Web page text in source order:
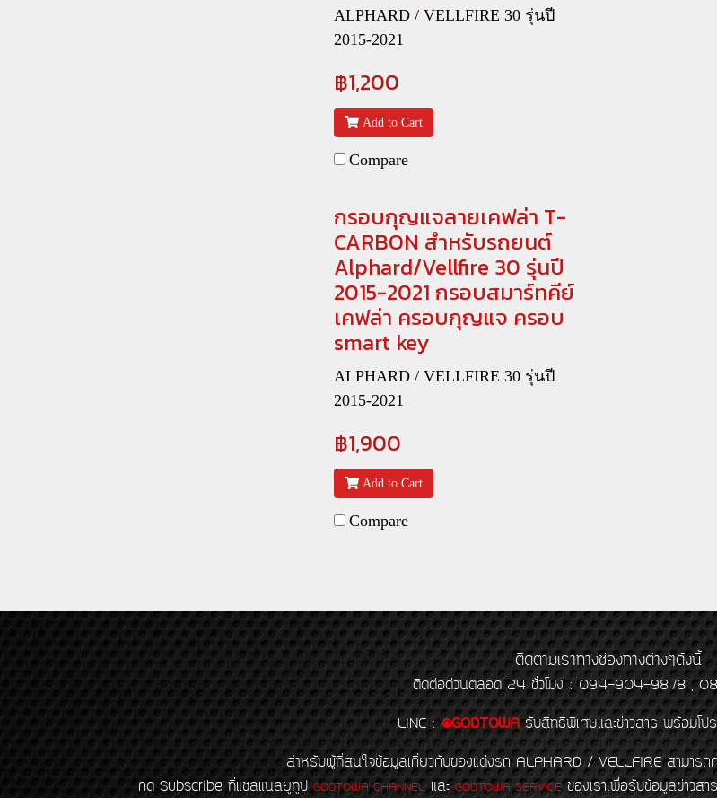
ALPHARD / VELLFIRE 30 รุ่นปี
2015-2021
฿1,200
Add to Cart
Compare
กรอบกุญแจลายเคฟล่า T-
CARBON สำหรับรถยนต์
Alphard/Vellfire 30 รุ่นปี
2015-2021 กรอบสมาร์ทคีย์
เคฟล่า ครอบกุญแจ ครอบ
smart key
ALPHARD / VELLFIRE 30 รุ่นปี
2015-2021
฿1,900
Add to Cart
Compare
ติดตามเราทางช่องทางต่างๆดังนี้
ติดต่อด่วนตลอด 24 ชั่วโมง : 094-904-9878 ,
LINE : @GODTOWA รับสิทธิพิเศษและข่าวสาร พร้อมโป
สำหรับผู้ที่สนใจข้อมูลเกี่ยวกับของแต่งรถ ALPHARD / VELLFIRE สามารถ
กด Subscribe ที่แชลแนลยูทูปGODTOWA CHANNELและ GODTOWA SERVICEของเราเพื่อรับข้อมูลข่าวส